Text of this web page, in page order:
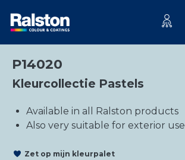
P14020
Kleurcollectie Pastels
Available in all Ralston products
Also very suitable for exterior use
Zet op mijn kleurpalet